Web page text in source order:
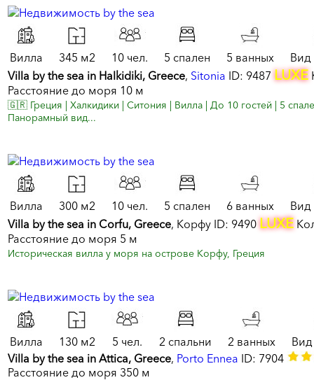
Вилла 345 м2 10 чел. 5 спален 5 ванных
Вид
Villa by the sea in Halkidiki, Greece, Sitonia ID: 9487 LUXE
Расстояние до моря 10 м
🇬🇷 Греция | Халкидики | Ситония | Вилла | До 10 гостей | 5
Панорамный вид...
Вилла 300 м2 10 чел. 5 спален 6 ванных
Вид
Villa by the sea in Corfu, Greece, Корфу ID: 9490 LUXE
Расстояние до моря 5 м
Историческая вилла у моря на острове Корфу, Греция
Вилла 130 м2 5 чел. 2 спальни 2 ванных
Villa by the sea in Attica, Greece, Porto Ennea ID: 7904
Расстояние до моря 350 м